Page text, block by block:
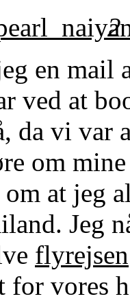
2
en mail
ved at
da vi var
om
at jeg
Jeg
flyrejsen
vores